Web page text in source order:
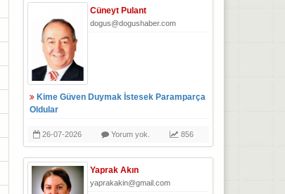
Cüneyt Pulant
dogus@dogushaber.com
Kime Güven Duymak İstesek Paramparça
Oldular
26-07-2026 Yorum yok. 856
Yaprak Akın
yaprakakin@gmail.com